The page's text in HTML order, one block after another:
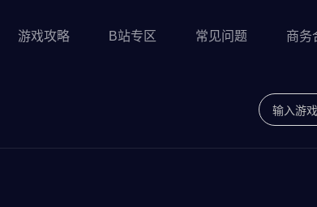
游戏攻略 B站专区 常见问题 商务